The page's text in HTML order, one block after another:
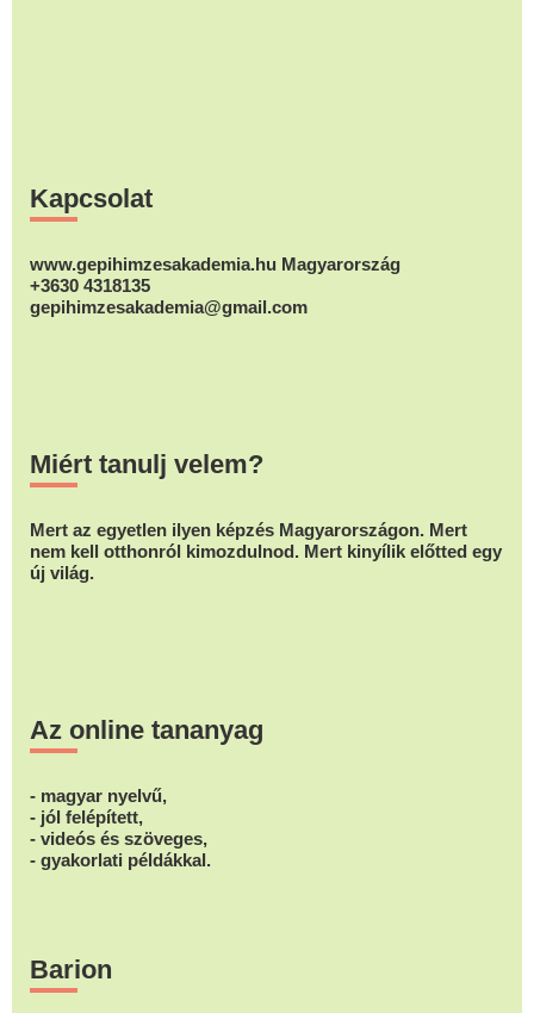
Kapcsolat
www.gepihimzesakademia.hu Magyarország
+3630 4318135
gepihimzesakademia@gmail.com
Miért tanulj velem?
Mert az egyetlen ilyen képzés Magyarországon. Mert
nem kell otthonról kimozdulnod. Mert kinyílik előtted egy
új világ.
Az online tananyag
- magyar nyelvű,
- jól felépített,
- videós és szöveges,
- gyakorlati példákkal.
Barion